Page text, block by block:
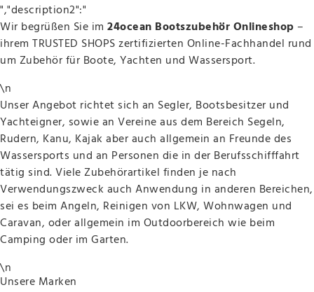
","description2":"
Wir begrüßen Sie im 24ocean Bootszubehör Onlineshop –
ihrem TRUSTED SHOPS zertifizierten Online-Fachhandel rund
um Zubehör für Boote, Yachten und Wassersport.
\n
Unser Angebot richtet sich an Segler, Bootsbesitzer und
Yachteigner, sowie an Vereine aus dem Bereich Segeln,
Rudern, Kanu, Kajak aber auch allgemein an Freunde des
Wassersports und an Personen die in der Berufsschifffahrt
tätig sind. Viele Zubehörartikel finden je nach
Verwendungszweck auch Anwendung in anderen Bereichen,
sei es beim Angeln, Reinigen von LKW, Wohnwagen und
Caravan, oder allgemein im Outdoorbereich wie beim
Camping oder im Garten.
\n
Unsere Marken